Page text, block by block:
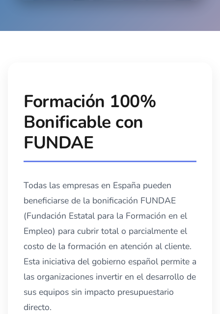
Role Playing
Formación 100%
Bonificable con
FUNDAE
Todas las empresas en España pueden
beneficiarse de la bonificación FUNDAE
(Fundación Estatal para la Formación en el
Empleo) para cubrir total o parcialmente el
costo de la formación en atención al cliente.
Esta iniciativa del gobierno español permite a
las organizaciones invertir en el desarrollo de
sus equipos sin impacto presupuestario
directo.